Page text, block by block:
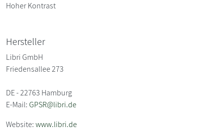
Hoher Kontrast
Hersteller
Libri GmbH
Friedensallee 273
DE - 22763 Hamburg
E-Mail:GPSR@libri.de
Website:www.libri.de